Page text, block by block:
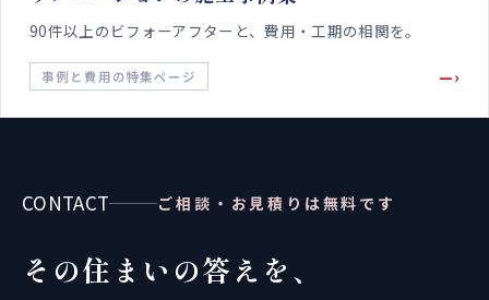
90件以上のビフォーアフターと、費用・工期の相関を。
事例と費用の特集ページ —›
CONTACT ご相談・お見積りは無料です
その住まいの答えを、